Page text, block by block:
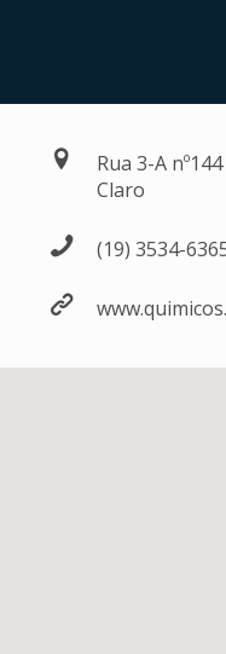
Rua 3-A
Claro
(19) 3534-